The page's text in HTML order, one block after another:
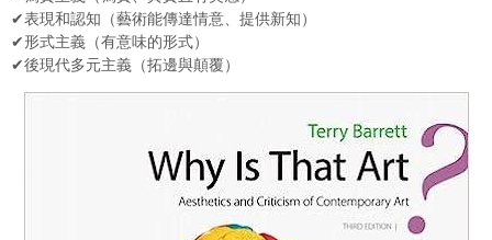
✔表現和認知（藝術能傳達情意、提供新知）
✔形式主義（有意味的形式）
✔後現代多元主義（拓邊與顛覆）